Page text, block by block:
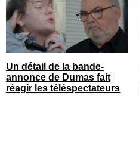
Un détail de la bande-
annonce de Dumas fait
réagir les téléspectateurs